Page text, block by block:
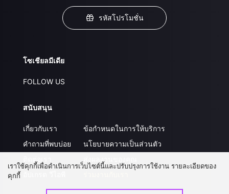
รหัสโปรโมชั่น
โซเชียลมีเดีย
FOLLOW US
สนับสนุน
เกี่ยวกับเรา
คำถามที่พบบ่อย
ข้อกำหนดในการให้บริการ
นโยบายความเป็นส่วนตัว
เราใช้คุกกี้เพื่อดำเนินการเว็บไซต์นี้และปรับปรุงการใช้งาน รายละเอียดของ
คุกกี้